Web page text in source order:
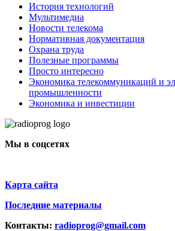
История технологий
Мультимедиа
Новости телекома
Нормативная документация
Охрана труда
Полезные программы
Просто интересно
Экономика телекоммуникаций и
промышленности
Экономика и инвестиции
Мы в соцсетях
Карта сайта
Последние материалы
Контакты: radioprog@gmail.com